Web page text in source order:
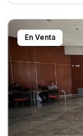
En Venta